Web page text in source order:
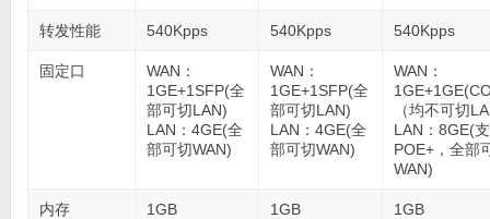
转发性能 540Kpps 540Kpps 540Kpps
固定口
WAN：
1GE+1SFP(全
部可切LAN)
LAN：4GE(全
部可切WAN)
WAN：
1GE+1SFP(全
部可切LAN)
LAN：4GE(全
部可切WAN)
WAN：
（均不可切
LAN：8GE(
POE+，全部
WAN)
内存 1GB 1GB 1GB